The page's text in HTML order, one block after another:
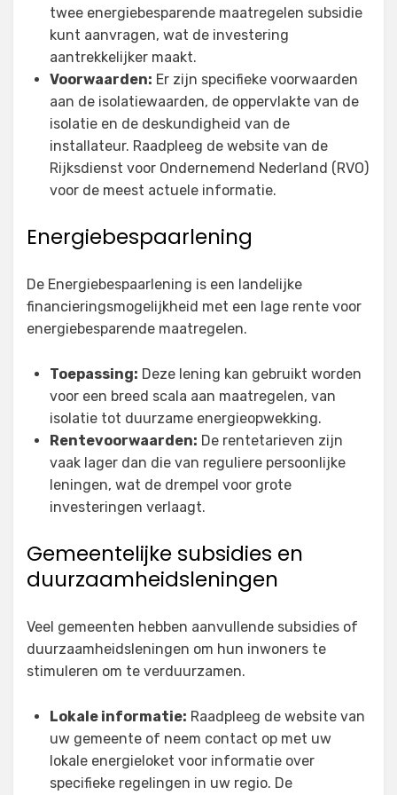
twee energiebesparende maatregelen subsidie
kunt aanvragen, wat de investering
aantrekkelijker maakt.
Voorwaarden: Er zijn specifieke voorwaarden
aan de isolatiewaarden, de oppervlakte van de
isolatie en de deskundigheid van de
installateur. Raadpleeg de website van de
Rijksdienst voor Ondernemend Nederland (RVO)
voor de meest actuele informatie.
Energiebespaarlening
De Energiebespaarlening is een landelijke
financieringsmogelijkheid met een lage rente voor
energiebesparende maatregelen.
Toepassing: Deze lening kan gebruikt worden
voor een breed scala aan maatregelen, van
isolatie tot duurzame energieopwekking.
Rentevoorwaarden: De rentetarieven zijn
vaak lager dan die van reguliere persoonlijke
leningen, wat de drempel voor grote
investeringen verlaagt.
Gemeentelijke subsidies en
duurzaamheidsleningen
Veel gemeenten hebben aanvullende subsidies of
duurzaamheidsleningen om hun inwoners te
stimuleren om te verduurzamen.
Lokale informatie: Raadpleeg de website van
uw gemeente of neem contact op met uw
lokale energieloket voor informatie over
specifieke regelingen in uw regio. De